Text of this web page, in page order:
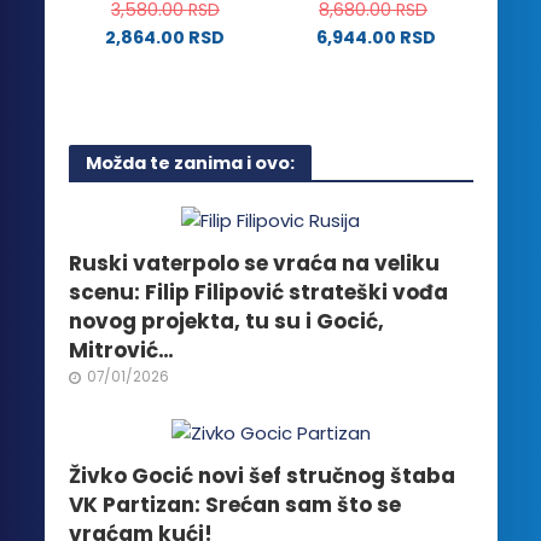
proizvoda.
3,580.00RSD
2,864.00 RSD
više
varijanti.
Opcije
mogu
biti
izabrane
na
stranici
proizvoda.
8,680.00RSD
6,944.00 RSD
Možda te zanima i ovo:
Ruski vaterpolo se vraća na veliku
scenu: Filip Filipović strateški vođa
novog projekta, tu su i Gocić,
Mitrović…
07/01/2026
Živko Gocić novi šef stručnog štaba
VK Partizan: Srećan sam što se
vraćam kući!